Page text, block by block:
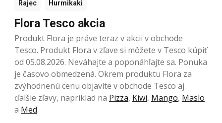
Rajec Hurmikaki
Flora Tesco akcia
Produkt Flora je práve teraz v akcii v obchode
Tesco. Produkt Flora v zľave si môžete v Tesco kúpiť
od 05.08.2026. Neváhajte a poponáhľajte sa. Ponuka
je časovo obmedzená. Okrem produktu Flora za
zvýhodnenú cenu objavíte v obchode Tesco aj
ďalšie zľavy, napríklad na Pizza, Kiwi, Mango, Maslo
a Med.